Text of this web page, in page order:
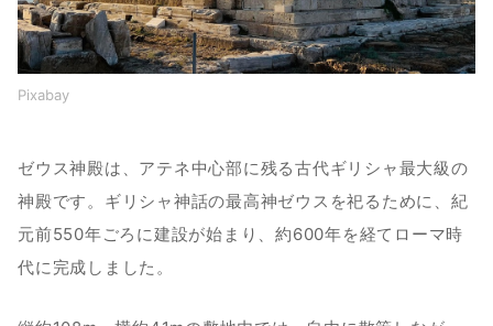
Pixabay
ゼウス神殿は、アテネ中心部に残る古代ギリシャ最大級の
神殿です。ギリシャ神話の最高神ゼウスを祀るために、紀
元前550年ごろに建設が始まり、約600年を経てローマ時
代に完成しました。